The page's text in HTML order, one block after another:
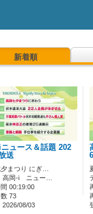
新着順
ュース＆話題 202
送
まつり にぎ…
高岡-i ニュー…
00:19:00
73
2026/08/03